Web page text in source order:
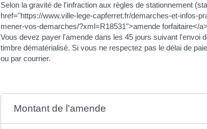
Selon la gravité de l'infraction aux règles de stationnement
href="https://www.ville-lege-capferret.fr/demarches-et-infos-
mener-vos-demarches/?xml=R18531">amende forfaitaire</
Vous devez payer l'amende dans les 45 jours suivant l'envoi
timbre dématérialisé. Si vous ne respectez pas le délai de
ou par courrier.
Montant de l'amende